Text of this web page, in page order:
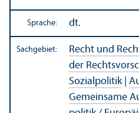
Sprache: dt.
Sachgebiet: Recht und
der
Sozialpolitik|
Gemeinsame